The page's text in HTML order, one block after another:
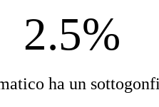
2.5%
ha un